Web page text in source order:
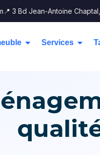
📍 3 Bd Jean-Antoine
Services